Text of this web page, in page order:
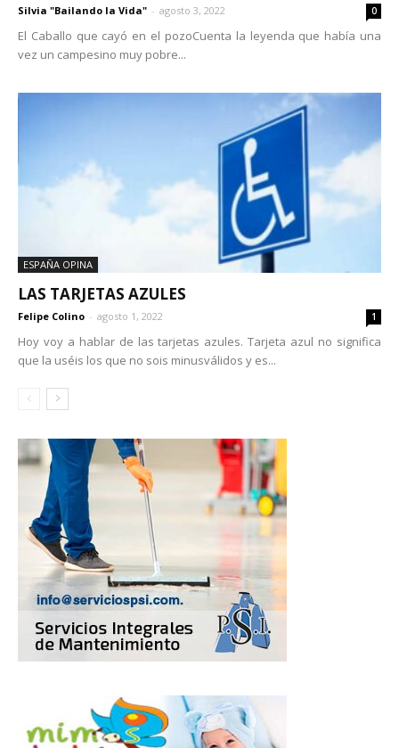
Silvia "Bailando la Vida" - agosto 3, 2022 0
El Caballo que cayó en el pozoCuenta la leyenda que había una
vez un campesino muy pobre...
ESPAÑA OPINA
LAS TARJETAS AZULES
Felipe Colino - agosto 1, 2022 1
Hoy voy a hablar de las tarjetas azules. Tarjeta azul no significa
que la uséis los que no sois minusválidos y es...